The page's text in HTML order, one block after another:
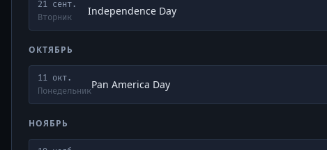
21 сент.
Вторник
Independence Day
ОКТЯБРЬ
11 окт.
Понедельник
Pan America Day
НОЯБРЬ